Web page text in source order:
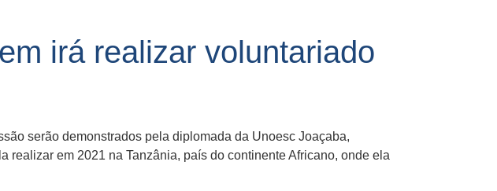
irá realizar voluntariado
serão demonstrados pela diplomada da Unoesc Joaçaba,
em 2021 na Tanzânia, país do continente Africano, onde ela